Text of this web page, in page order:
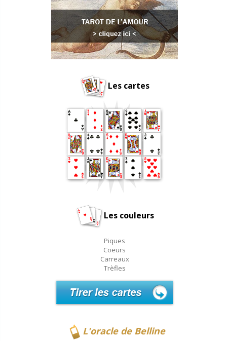
Les cartes
Les couleurs
Piques
Coeurs
Carreaux
Trèfles
L'oracle de Belline